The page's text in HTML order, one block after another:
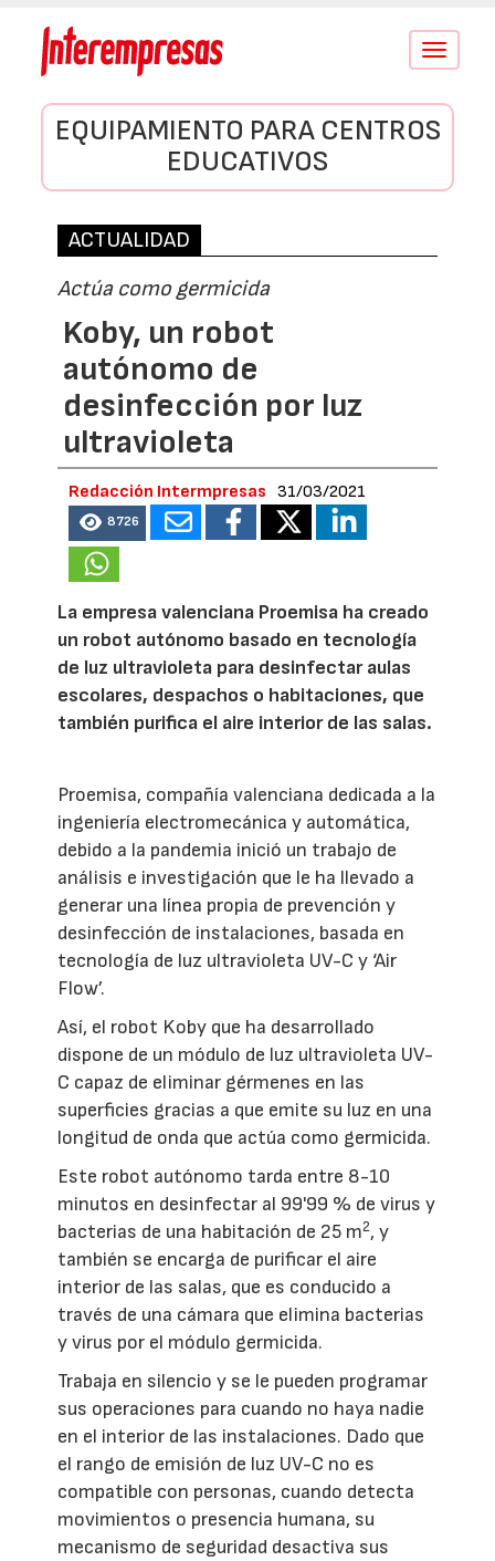
Conmutar
EQUIPAMIENTO PARA CENTROS
EDUCATIVOS
ACTUALIDAD
Actúa como germicida
Koby, un robot
autónomo de
desinfección por luz
ultravioleta
Redacción Intermpresas 31/03/2021
8726
La empresa valenciana Proemisa ha creado
un robot autónomo basado en tecnología
de luz ultravioleta para desinfectar aulas
escolares, despachos o habitaciones, que
también purifica el aire interior de las salas.
Proemisa, compañía valenciana dedicada a la
ingeniería electromecánica y automática,
debido a la pandemia inició un trabajo de
análisis e investigación que le ha llevado a
generar una línea propia de prevención y
desinfección de instalaciones, basada en
tecnología de luz ultravioleta UV-C y ‘Air
Flow’.
Así, el robot Koby que ha desarrollado
dispone de un módulo de luz ultravioleta UV-
C capaz de eliminar gérmenes en las
superficies gracias a que emite su luz en una
longitud de onda que actúa como germicida.
Este robot autónomo tarda entre 8-10
minutos en desinfectar al 99'99 % de virus y
bacterias de una habitación de 25 m2, y
también se encarga de purificar el aire
interior de las salas, que es conducido a
través de una cámara que elimina bacterias
y virus por el módulo germicida.
Trabaja en silencio y se le pueden programar
sus operaciones para cuando no haya nadie
en el interior de las instalaciones. Dado que
el rango de emisión de luz UV-C no es
compatible con personas, cuando detecta
movimientos o presencia humana, su
mecanismo de seguridad desactiva sus